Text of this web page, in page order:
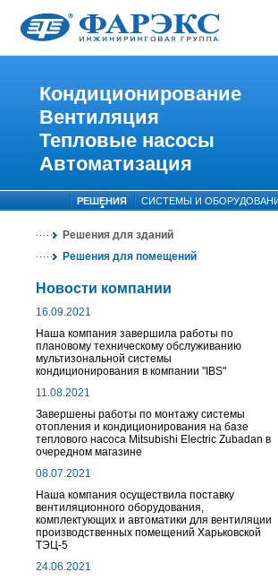
Кондиционирование
Вентиляция
Тепловые насосы
Автоматизация
РЕШЕНИЯ СИСТЕМЫ И
Решения для зданий
Решения для помещений
Новости компании
16.09.2021
Наша компания завершила работы по
плановому техническому обслуживанию
мультизональной системы
кондиционирования в компании "IBS"
11.08.2021
Завершены работы по монтажу системы
отопления и кондиционирования на базе
теплового насоса Mitsubishi Electric Zubadan в
очередном магазине
08.07.2021
Наша компания осуществила поставку
вентиляционного оборудования,
комплектующих и автоматики для вентиляции
производственных помещений Харьковской
ТЭЦ-5
24.06.2021